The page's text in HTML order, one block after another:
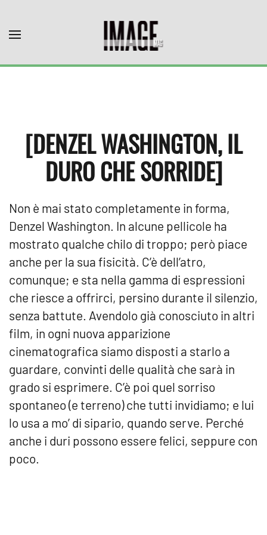
Skip to main content
[DENZEL WASHINGTON, IL
DURO CHE SORRIDE]
Non è mai stato completamente in forma,
Denzel Washington. In alcune pellicole ha
mostrato qualche chilo di troppo; però piace
anche per la sua fisicità. C’è dell’atro,
comunque; e sta nella gamma di espressioni
che riesce a offrirci, persino durante il silenzio,
senza battute. Avendolo già conosciuto in altri
film, in ogni nuova apparizione
cinematografica siamo disposti a starlo a
guardare, convinti delle qualità che sarà in
grado si esprimere. C’è poi quel sorriso
spontaneo (e terreno) che tutti invidiamo; e lui
lo usa a mo’ di sipario, quando serve. Perché
anche i duri possono essere felici, seppure con
poco.